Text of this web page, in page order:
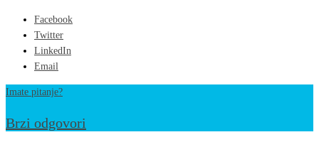
Facebook
Twitter
LinkedIn
Email
Imate pitanje?
Brzi odgovori